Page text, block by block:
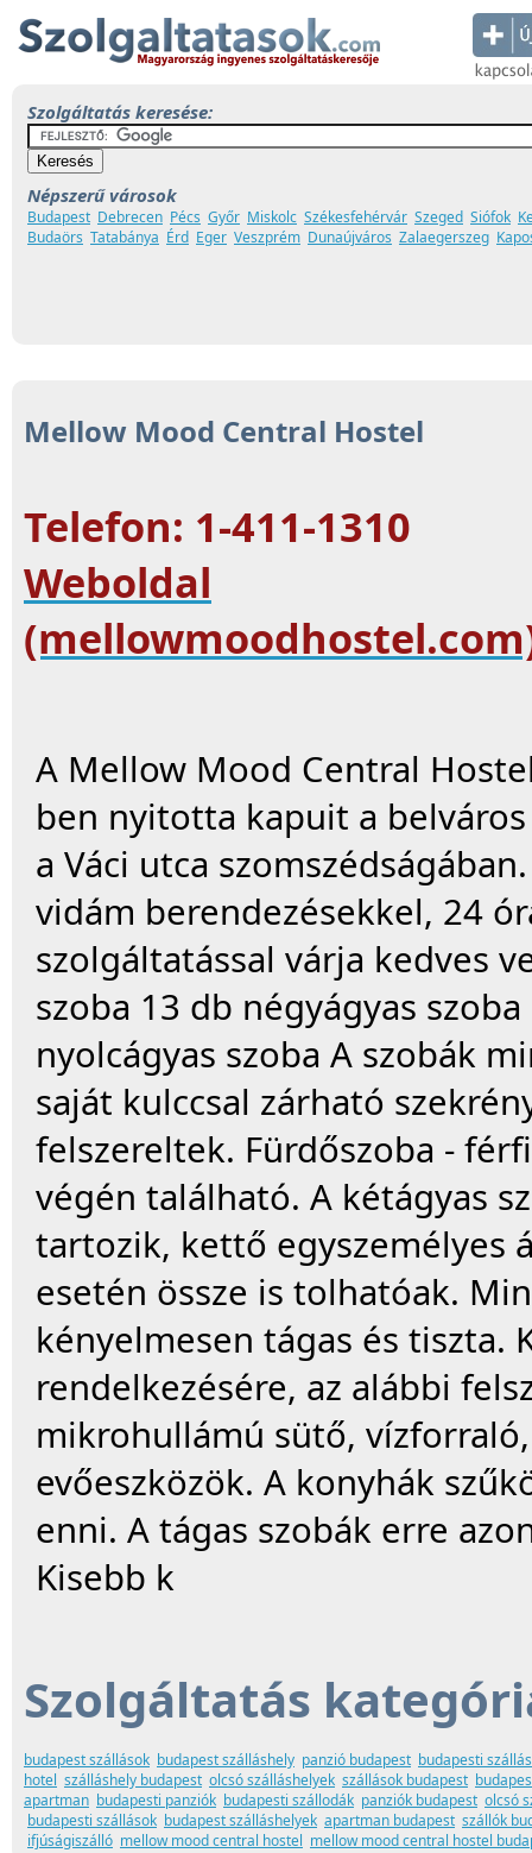
Szolgáltatás keresése:
Népszerű városok
Budapest Debrecen Pécs Győr Miskolc Székesfehérvár Szeged Siófok
Budaörs Tatabánya Érd Eger Veszprém Dunaújváros Zalaegerszeg
Mellow Mood Central Hostel
Telefon: 1-411-1310
Weboldal
A Mellow Mood Central
ben nyitotta kapuit a
a Váci utca
vidám berendezésekkel, 24
szolgáltatással várja kedves
szoba 13 db négyágyas
nyolcágyas szoba A szobák
saját kulccsal zárható
felszereltek. Fürdőszoba -
végén található. A kétágyas
tartozik, kettő egyszemélyes
esetén össze is tolhatóak.
kényelmesen tágas és tiszta.
rendelkezésére, az alábbi
mikrohullámú sütő,
evőeszközök. A konyhák
enni. A tágas szobák erre
Kisebb k
Szolgáltatás
budapest szállások budapest szálláshely panzió budapest budapesti
hotel szálláshely budapest olcsó szálláshelyek szállások budapest
apartman budapesti panziók budapesti szállodák panziók budapest olcsó
budapesti szállások budapest szálláshelyek apartman budapest szállók
ifjúságiszálló mellow mood central hostel mellow mood central hostel